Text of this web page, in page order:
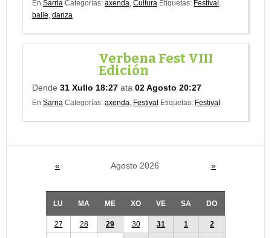
En Sarria Categorías: axenda, Cultura Etiquetas: Festival ,
baile, danza
Verbena Fest VIII
Edición
Dende 31 Xullo 18:27 ata 02 Agosto 20:27
En Sarria Categorías: axenda, Festival Etiquetas: Festival
« Agosto 2026 »
LU MA ME XO VE SA DO
27 28 29 30 31 1
2